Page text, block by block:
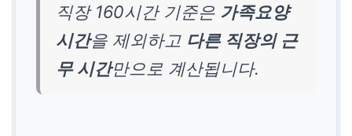
직장 160시간 기준은 가족요양
시간을 제외하고 다른 직장의 근
무 시간만으로 계산됩니다.